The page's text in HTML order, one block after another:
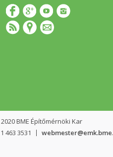
BME Építőmérnöki Kar
463 3531